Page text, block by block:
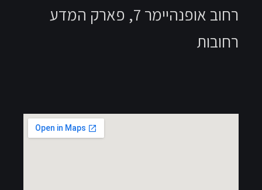
רחוב אופנהיימר 7, פארק המדע
רחובות